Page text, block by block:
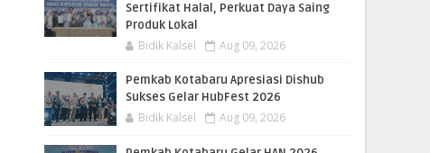
Sertifikat Halal, Perkuat Daya Saing
Produk Lokal
Bidik Kalsel Aug 09, 2026
Pemkab Kotabaru Apresiasi Dishub
Sukses Gelar HubFest 2026
Bidik Kalsel Aug 09, 2026